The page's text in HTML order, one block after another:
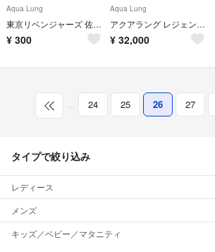
Aqua Lung
東京リベンジャーズ 佐野万次郎 タワレコ特典
¥ 300
Aqua Lung
アクアラング レジェンド寒冷地仕様レギュレターセット
¥ 32,000
… 24 25 26 27
タイプで絞り込み
レディース
メンズ
キッズ／ベビー／マタニティ